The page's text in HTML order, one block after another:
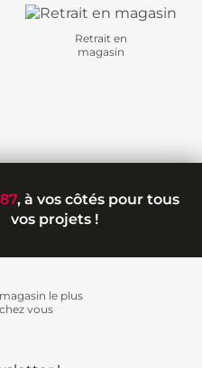
Retrait en
magasin
, à vos côtés pour tous
vos projets !
le plus
vous